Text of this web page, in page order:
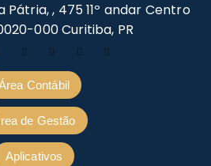
Pátria, , 475 11º andar Centro
000 Curitiba, PR
Contábil
de Gestão
Aplicativos